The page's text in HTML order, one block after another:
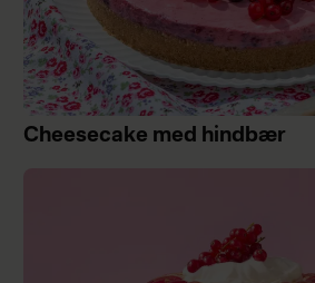
Cheesecake med hindbær